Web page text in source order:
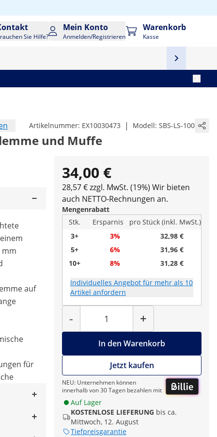
Sie Hilfe?
Mein Konto
Anmelden/Registrieren
Warenkorb
Kasse
Artikelnummer: EX10030473 | Modell: SBS-LS-100
und Muffe
34,00 €
28,57 € zzgl. MwSt. (19%) Wir bieten
auch NETTO-Rechnungen an.
Mengenrabatt
Stk.
Ersparnis
pro Stück (inkl. MwSt.)
3+
3%
32,98 €
5+
6%
31,96 €
10+
8% 31,28 €
Individuelles Angebot für mehr als 10
Artikel anfordern
-
Menge
+
In den Warenkorb
Jetzt kaufen
NEU: Unternehmen können
innerhalb von 30 Tagen bezahlen mit
Auf Lager
KOSTENLOSE LIEFERUNG bis ca.
Mittwoch, 12. August
Tiefpreisgarantie
mm
auf
für